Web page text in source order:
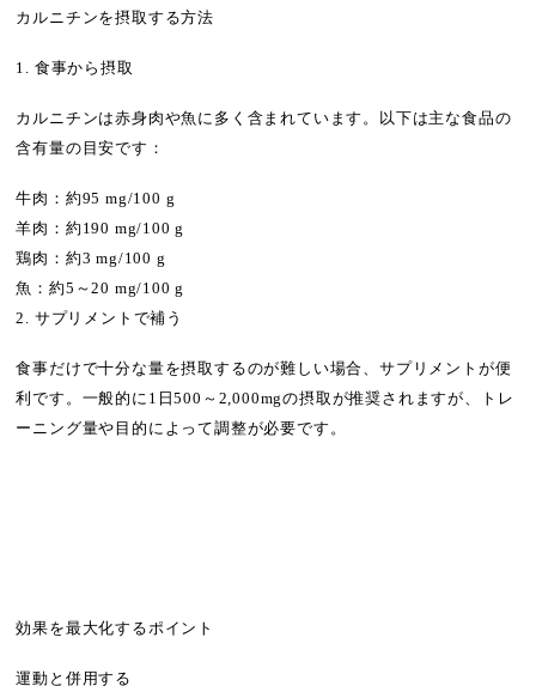
カルニチンを摂取する方法
1. 食事から摂取
カルニチンは赤身肉や魚に多く含まれています。以下は主な食品の
含有量の目安です：
牛肉：約95 mg/100 g
羊肉：約190 mg/100 g
鶏肉：約3 mg/100 g
魚：約5～20 mg/100 g
2. サプリメントで補う
食事だけで十分な量を摂取するのが難しい場合、サプリメントが便
利です。一般的に1日500～2,000mgの摂取が推奨されますが、トレ
ーニング量や目的によって調整が必要です。
効果を最大化するポイント
運動と併用する